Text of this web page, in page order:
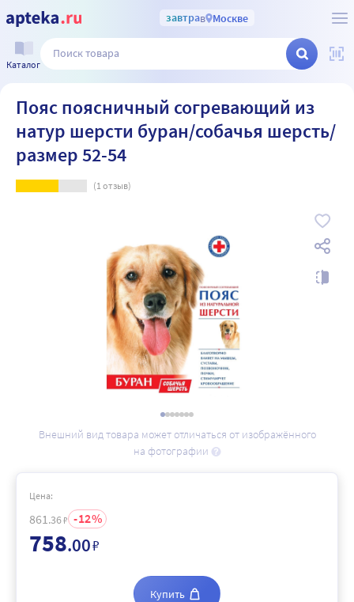
завтрав Москве
Каталог
Пояс поясничный согревающий из
натур шерсти буран/собачья шерсть/
размер 52-54
(1отзыв)
Внешний вид товара может отличаться от изображённого
на фотографии
Цена:
861 .36₽ 12
758.00₽
Купить